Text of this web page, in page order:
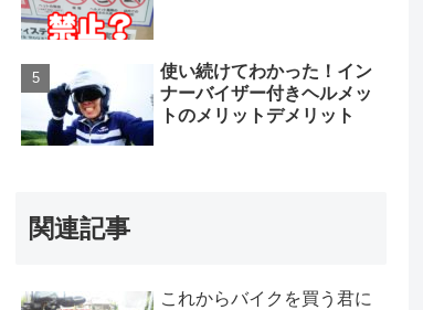
使い続けてわかった！イン
ナーバイザー付きヘルメッ
トのメリットデメリット
関連記事
これからバイクを買う君に